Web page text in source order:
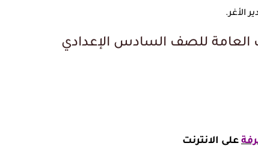
العامة للصف السادس الإعدادي
على الانترنت